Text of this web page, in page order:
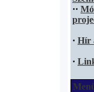
··
· Hír
·